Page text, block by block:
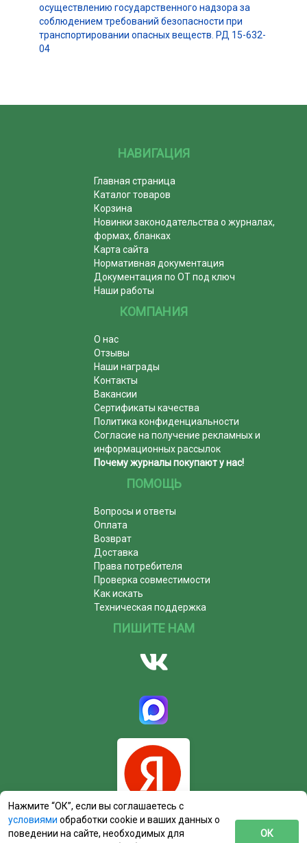
осуществлению государственного надзора за
соблюдением требований безопасности при
транспортировании опасных веществ. РД 15-632-
04
НАВИГАЦИЯ
Главная страница
Каталог товаров
Корзина
Новинки законодательства о журналах,
формах, бланках
Карта сайта
Нормативная документация
Документация по ОТ под ключ
Наши работы
КОМПАНИЯ
О нас
Отзывы
Наши награды
Контакты
Вакансии
Сертификаты качества
Политика конфиденциальности
Согласие на получение рекламных и
информационных рассылок
Почему журналы покупают у нас!
ПОМОЩЬ
Вопросы и ответы
Оплата
Возврат
Доставка
Права потребителя
Проверка совместимости
Как искать
Техническая поддержка
ПИШИТЕ НАМ
Нажмите “ОК”, если вы соглашаетесь с
условиями обработки cookie и ваших данных о
поведении на сайте, необходимых для
ОК